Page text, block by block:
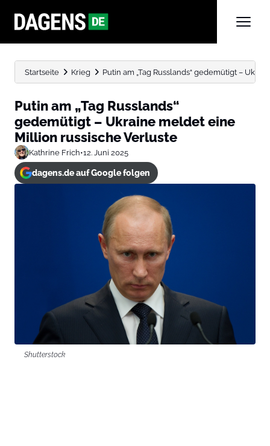
Startseite Krieg Putin am „Tag Russlands“ gedemütigt –
Putin am „Tag Russlands“
gedemütigt – Ukraine meldet eine
Million russische Verluste
Kathrine Frich•12. Juni 2025
dagens.de auf Google folgen
Shutterstock